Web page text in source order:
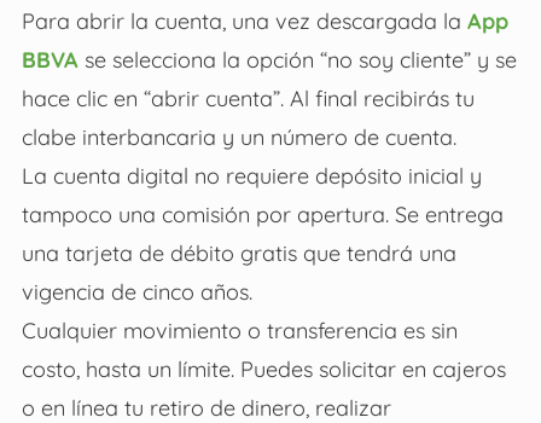
Para abrir la cuenta, una vez descargada la App
BBVAse selecciona la opción “no soy cliente” y se
hace clic en “abrir cuenta”. Al final recibirás tu
clabe interbancaria y un número de cuenta.
La cuenta digital no requiere depósito inicial y
tampoco una comisión por apertura. Se entrega
una tarjeta de débito gratis que tendrá una
vigencia de cinco años.
Cualquier movimiento o transferencia es sin
costo, hasta un límite. Puedes solicitar en cajeros
o en línea tu retiro de dinero, realizar